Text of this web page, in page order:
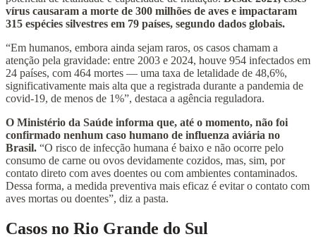
vírus causaram a morte de 300 milhões de aves e impactaram
315 espécies silvestres em 79 países, segundo dados globais.
“Em humanos, embora ainda sejam raros, os casos chamam a
atenção pela gravidade: entre 2003 e 2024, houve 954 infectados em
24 países, com 464 mortes — uma taxa de letalidade de 48,6%,
significativamente mais alta que a registrada durante a pandemia de
covid-19, de menos de 1%”, destaca a agência reguladora.
O Ministério da Saúde informa que, até o momento, não foi
confirmado nenhum caso humano de influenza aviária no
Brasil. “O risco de infecção humana é baixo e não ocorre pelo
consumo de carne ou ovos devidamente cozidos, mas, sim, por
contato direto com aves doentes ou com ambientes contaminados.
Dessa forma, a medida preventiva mais eficaz é evitar o contato com
aves mortas ou doentes”, diz a pasta.
Casos no Rio Grande do Sul